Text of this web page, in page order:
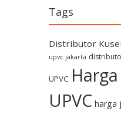
Tags
Distributor
upvc jakarta
UPVC
UPVC harga